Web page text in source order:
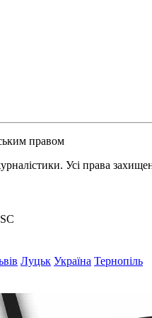
правом
Усі права
Луцьк Україна Тернопіль